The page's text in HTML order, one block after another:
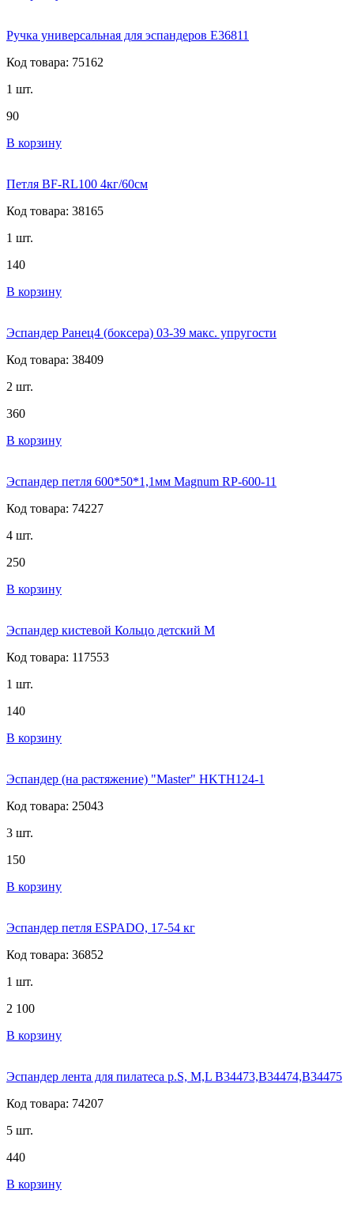
Ручка универсальная для эспандеров E36811
Код товара: 75162
1 шт.
90
В корзину
Петля BF-RL100 4кг/60см
Код товара: 38165
1 шт.
140
В корзину
Эспандер Ранец4 (боксера) 03-39 макс. упругости
Код товара: 38409
2 шт.
360
В корзину
Эспандер петля 600*50*1,1мм Magnum RP-600-11
Код товара: 74227
4 шт.
250
В корзину
Эспандер кистевой Кольцо детский М
Код товара: 117553
1 шт.
140
В корзину
Эспандер (на растяжение) "Master" HKTH124-1
Код товара: 25043
3 шт.
150
В корзину
Эспандер петля ESPADO, 17-54 кг
Код товара: 36852
1 шт.
2 100
В корзину
Эспандер лента для пилатеса р.S, M,L В34473,В34474,В34475
Код товара: 74207
5 шт.
440
В корзину